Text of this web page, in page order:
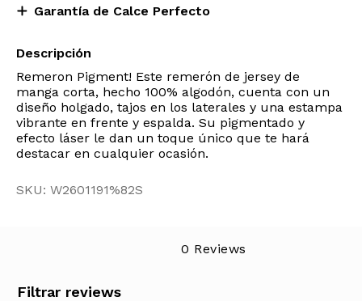
Garantía de Calce Perfecto
Descripción
Remeron Pigment! Este remerón de jersey de
manga corta, hecho 100% algodón, cuenta con un
diseño holgado, tajos en los laterales y una estampa
vibrante en frente y espalda. Su pigmentado y
efecto láser le dan un toque único que te hará
destacar en cualquier ocasión.
SKU: W2601191%82S
Filtrar reviews
0 Reviews